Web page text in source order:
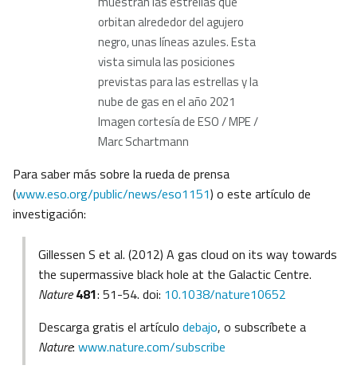
orbitan alrededor del agujero
negro, unas líneas azules. Esta
vista simula las posiciones
previstas para las estrellas y la
nube de gas en el año 2021
Imagen cortesía de ESO / MPE /
Marc Schartmann
Para saber más sobre la rueda de prensa
(www.eso.org/public/news/eso1151) o este artículo de
investigación:
Gillessen S et al. (2012) A gas cloud on its way towards
the supermassive black hole at the Galactic Centre.
Nature 481: 51-54. doi: 10.1038/nature10652
Descarga gratis el artículo debajo, o subscríbete a
Nature: www.nature.com/subscribe